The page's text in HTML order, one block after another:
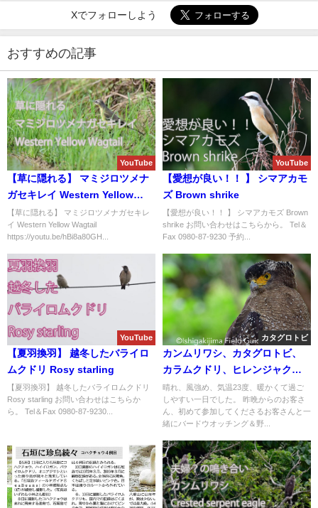
Xでフォローしよう
おすすめの記事
YouTube
【草に隠れる】 マミジロツメナ
ガセキレイ Western Yellow
Wagtail
【草に隠れる】 マミジロツメナガセキレ
イ Western Yellow Wagtail
https://youtu.be/hBi8a80GH...
YouTube
【愛想が良い！！ 】 シマアカモ
ズ Brown shrike
【愛想が良い！！ 】 シマアカモズ Brown
shrike お問い合わせはこちらから。 Tel＆
Fax 0980-87-9230 予約...
YouTube
【夏羽換羽】 越冬したバライロ
ムクドリ Rosy starling
【夏羽換羽】 越冬したバライロムクドリ
Rosy starling お問い合わせはこちらか
ら。 Tel＆Fax 0980-87-9230...
カタグロトビ
カンムリワシ、カタグロトビ、
カラムクドリ、ヒレンジャク、
タカサゴモズ等など盛り沢
山！！バードウオッチング＆野
鳥撮影ガイド。
晴れ、風強め、気温23度、暖かくて過ご
しやすい一日でした。 昨晩からのお客さ
ん、初めて参加してくださるお客さんと一
緒にバードウオッチング＆野...